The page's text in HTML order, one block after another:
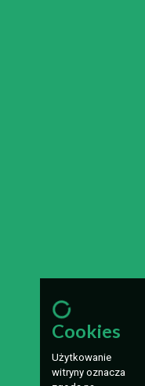
Cookies
Użytkowanie
witryny oznacza